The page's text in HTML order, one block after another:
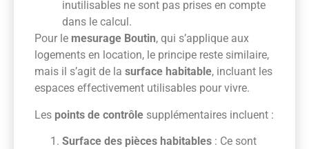
inutilisables ne sont pas prises en compte
dans le calcul.
Pour le mesurage Boutin, qui s’applique aux
logements en location, le principe reste similaire,
mais il s’agit de la surface habitable, incluant les
espaces effectivement utilisables pour vivre.
Les points de contrôle supplémentaires incluent :
Surface des pièces habitables : Ce sont